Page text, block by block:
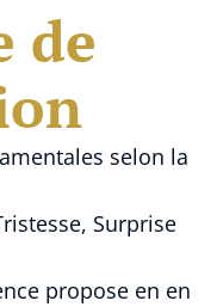
de
selon la
Surprise
propose en en